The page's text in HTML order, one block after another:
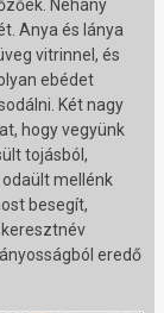
Néhány
Anya és lánya
vitrinnel, és
ebédet
Két nagy
hogy vegyünk
tojásból,
mellénk
besegít,
eredő